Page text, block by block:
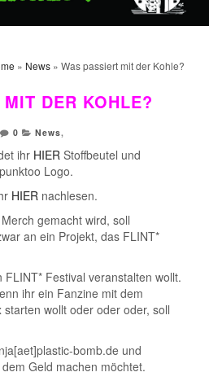
» News » Was passiert mit der Kohle?
DER KOHLE?
0 News,
ihr HIER Stoffbeutel und
Logo.
HIER nachlesen.
gemacht wird, soll
an ein Projekt, das FLINT*
Festival veranstalten wollt.
ihr ein Fanzine mit dem
wollt oder oder oder, soll
bomb.de und
Geld machen möchtet.